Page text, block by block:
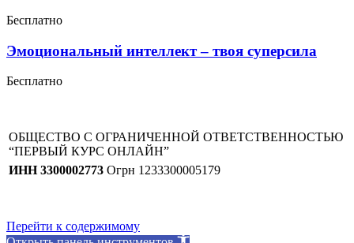
Бесплатно
Эмоциональный интеллект – твоя суперсила
Бесплатно
ОБЩЕСТВО С ОГРАНИЧЕННОЙ ОТВЕТСТВЕННОСТЬЮ
“ПЕРВЫЙ КУРС ОНЛАЙН”
ИНН 3300002773 Огрн 1233300005179
Перейти к содержимому